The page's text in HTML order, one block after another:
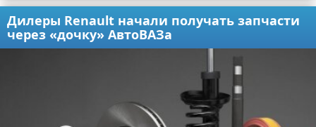
Дилеры Renault начали получать запчасти
через «дочку» АвтоВАЗа